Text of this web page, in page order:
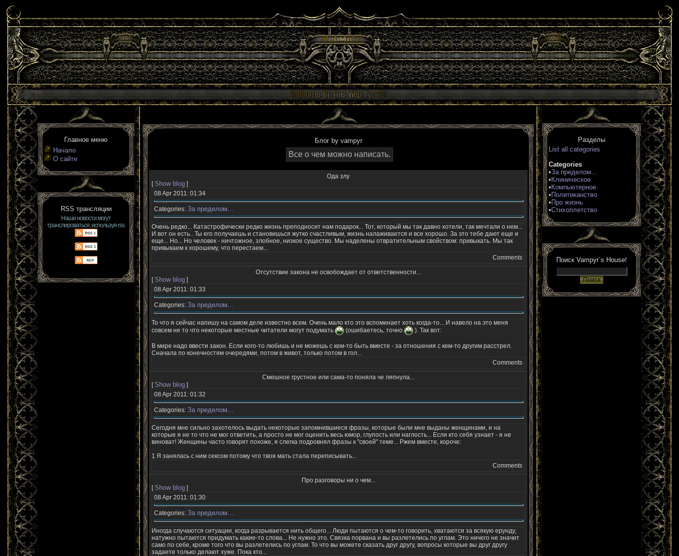
Главное меню
Начало
О сайте
RSS трансляции
Наши новости могут
транслироваться, используя rss.
Блог by vampyr
Все о чем можно написать.
Ода злу
[Show blog ]
08 Apr 2011: 01:34
Categories: За пределом...
Очень редко... Катастрофически редко жизнь преподносит нам подарок... Тот, который мы так давно хотели, так мечтали о нем...
И вот он есть.. Ты его получаешь и становишься жутко счастливым, жизнь налаживается и все хорошо. За это тебе дают еще и
еще... Но... Но человек - ничтожное, злобное, низкое существо. Мы наделены отвратительным свойством: привыкать. Мы так
привыкаем к хорошему, что перестаем...
Comments
Отсутствие закона не освобождает от ответственности...
[Show blog ]
08 Apr 2011: 01:33
Categories: За пределом...
То что я сейчас напишу на самом деле известно всем. Очень мало кто это вспоминает хоть когда-то... И навело на это меня
совсем не то что некоторые местные читатели могут подумать
(ошибаетесь, точно ). Так вот:
В мире надо ввести закон. Если кого-то любишь и не можешь с кем-то быть вместе - за отношения с кем-то другим расстрел.
Сначала по конечностям очередями, потом в живот, только потом в гол...
Comments
Смешное грустное или сама-то поняла че ляпнула...
[Show blog ]
08 Apr 2011: 01:32
Categories: За пределом...
Сегодня мне сильно захотелось выдать некоторые запомнившиеся фразы, которые были мне выданы женщинами, и на
которые я не то что не мог ответить, а просто не мог оценить весь юмор, глупость или наглость... Если кто себя узнает - я не
виноват! Женщины часто говорят похоже, я слегка подровнял фразы к "своей" теме... Ржем вместе, короче:
1 Я занялась с ним сексом потому что твоя мать стала переписывать...
Comments
Про разговоры ни о чем...
[Show blog ]
08 Apr 2011: 01:30
Categories: За пределом...
Иногда случаются ситуации, когда разрывается нить общего... Люди пытаются о чем-то говорить, хватаются за всякую ерунду,
натужно пытаются придумать какие-то слова... Не нужно это. Связка порвана и вы разлетелись по углам. Это ничего не значит
само по себе, кроме того что вы разлетелись по углам. То что вы можете сказать друг другу, вопросы которые вы друг другу
задаете только делают хуже. Пока кто...
Разделы
List all categories
Categories
•За пределом...
• Клиническое
• Компьютерное
• Политиканство
• Про жизнь
•Стихоплетство
Поиск Vampyr`s House!